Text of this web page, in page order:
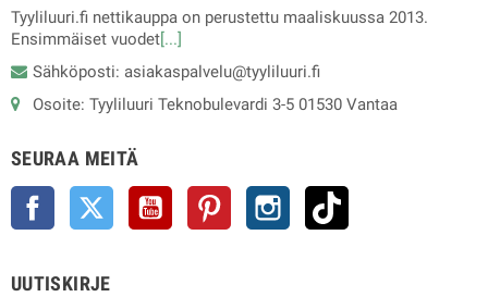
Tyyliluuri.fi nettikauppa on perustettu maaliskuussa 2013.
Ensimmäiset vuodet[...]
Sähköposti: asiakaspalvelu@tyyliluuri.fi
Osoite: Tyyliluuri Teknobulevardi 3-5 01530 Vantaa
SEURAA MEITÄ
Facebook Twitter YouTube Pinterest Instagram
UUTISKIRJE